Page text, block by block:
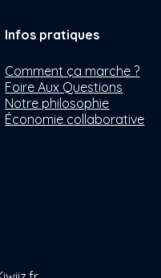
Infos pratiques
Comment ça marche ?
Foire Aux Questions
Notre philosophie
Économie collaborative